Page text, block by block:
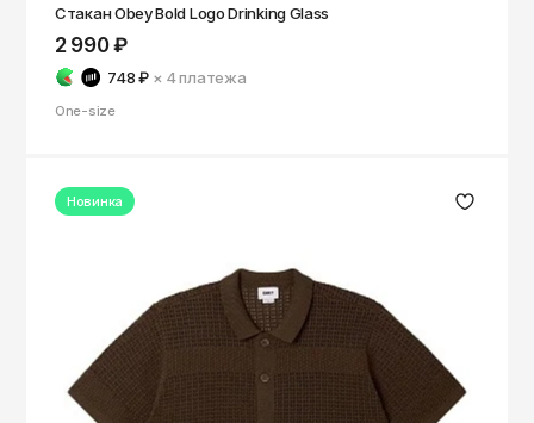
Стакан Obey Bold Logo Drinking Glass
2 990 ₽
748 ₽ × 4платежа
One-size
Новинка